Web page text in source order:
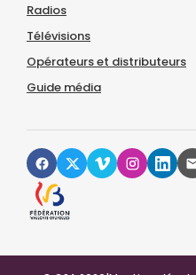
Radios
Télévisions
Opérateurs et distributeurs
Guide média